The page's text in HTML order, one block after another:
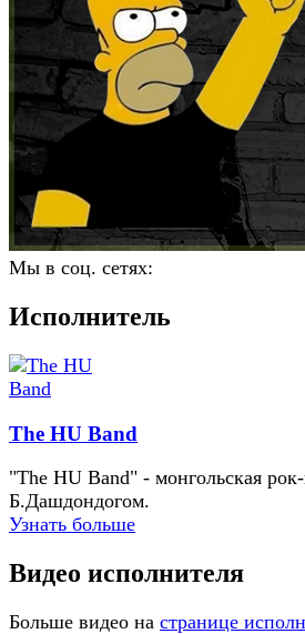
Мы в соц. сетях:
Исполнитель
The HU Band
"The HU Band" - монгольская
Б.Дашдондогом.
Узнать больше
Видео исполнителя
Больше видео на странице